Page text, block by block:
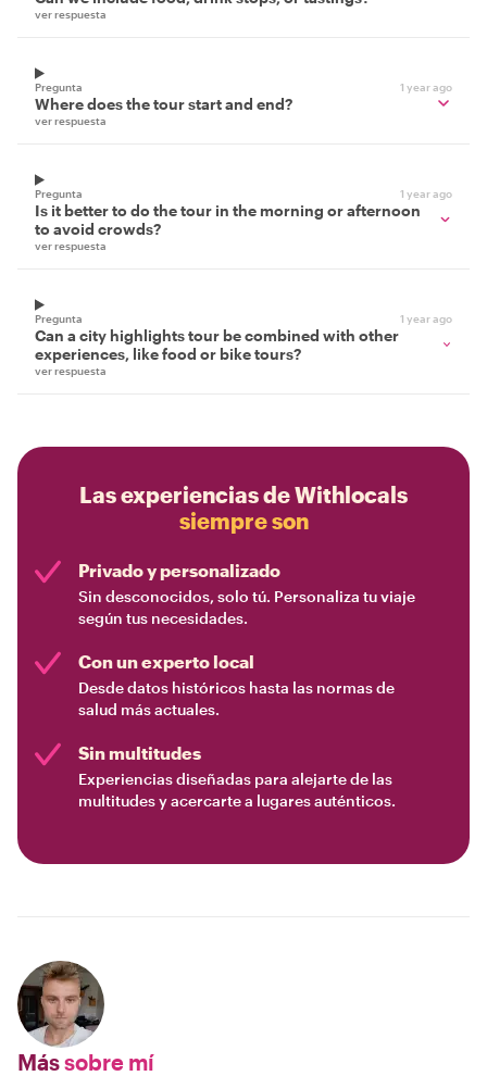
ver respuesta
Pregunta 1 year ago
Where does the tour start and end?
ver respuesta
Pregunta 1 year ago
Is it better to do the tour in the morning or afternoon
to avoid crowds?
ver respuesta
Pregunta 1 year ago
Can a city highlights tour be combined with other
experiences, like food or bike tours?
ver respuesta
Las experiencias de Withlocals
siempre son
Privado y personalizado
Sin desconocidos, solo tú. Personaliza tu viaje
según tus necesidades.
Con un experto local
Desde datos históricos hasta las normas de
salud más actuales.
Sin multitudes
Experiencias diseñadas para alejarte de las
multitudes y acercarte a lugares auténticos.
Mássobre mí